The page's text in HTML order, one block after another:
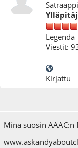
Satraappi
Legenda
Viestit:
Kirjattu
Minä suosin